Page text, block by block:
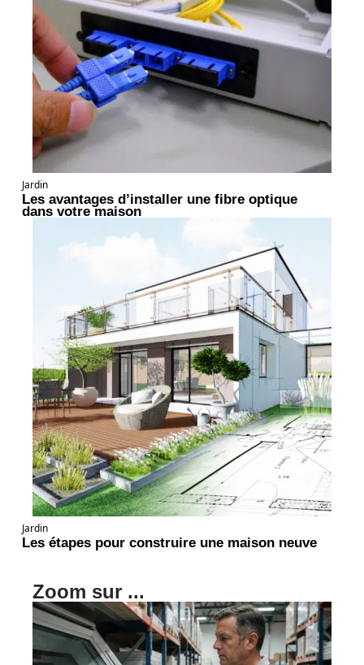
Jardin
Les avantages d’installer une fibre optique
dans votre maison
Jardin
Les étapes pour construire une maison neuve
Zoom sur ...